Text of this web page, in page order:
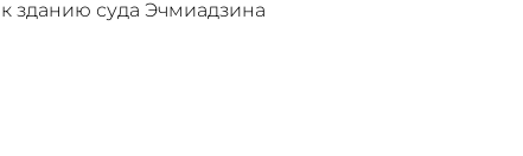
к зданию суда Эчмиадзина